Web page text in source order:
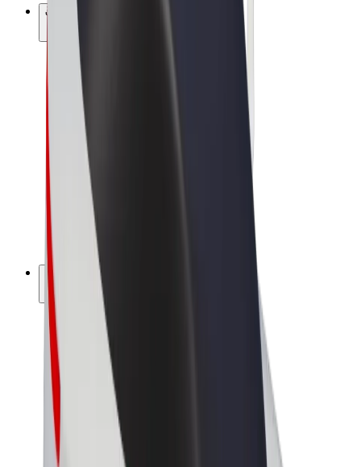
პროდუქტები
მგზავრობები
სკუტერები
Bolt Market
Bolt Food
Bolt Drive
Bolt ბიზნესისთვის
ელ. ბაიკი
Bolt Plus
გამოიმუშავე Bolt-თან ერთად
მძღოლები
მძღოლის შემოსავლები
კურიერები
კურიერის შემოსავლები
Bolt Food პარტნიორები
ავტოპარკები